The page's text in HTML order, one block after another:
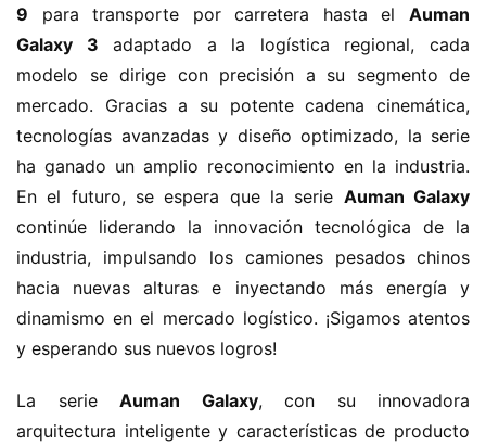
9​ ​ para transporte por carretera hasta el ​ ​Auman
Galaxy 3​ ​ adaptado a la logística regional, cada
modelo se dirige con precisión a su segmento de
mercado. Gracias a su potente cadena cinemática,
tecnologías avanzadas y diseño optimizado, la serie
ha ganado un amplio reconocimiento en la industria.
En el futuro, se espera que la serie ​ ​Auman Galaxy​
continúe liderando la innovación tecnológica de la
industria, impulsando los camiones pesados chinos
hacia nuevas alturas e inyectando más energía y
dinamismo en el mercado logístico. ¡Sigamos atentos
y esperando sus nuevos logros!
La serie ​ ​Auman Galaxy​​, con su innovadora
arquitectura inteligente y características de producto